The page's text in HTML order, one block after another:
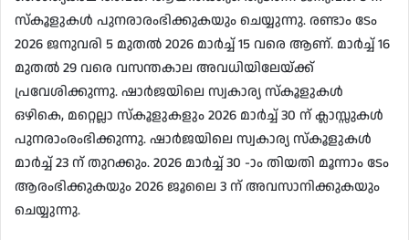
സ്കൂളുകൾ പുനരാരംഭിക്കുകയും ചെയ്യുന്നു. രണ്ടാം ടേം
2026 ജനുവരി 5 മുതൽ 2026 മാർച്ച് 15 വരെ ആണ്. മാർച്ച് 16
മുതൽ 29 വരെ വസന്തകാല അവധിയിലേയ്ക്ക്
പ്രവേശിക്കുന്നു. ഷാർജയിലെ സ്വകാര്യ സ്കൂളുകൾ
ഒഴികെ, മറ്റെല്ലാ സ്കൂളുകളും 2026 മാർച്ച് 30 ന് ക്ലാസ്സുകൾ
പുനരാംരംഭിക്കുന്നു. ഷാർജയിലെ സ്വകാര്യ സ്കൂളുകൾ
മാർച്ച്‌ 23 ന് തുറക്കും. 2026 മാർച്ച് 30 -ാം തിയതി മൂന്നാം ടേം
ആരംഭിക്കുകയും 2026 ജൂലൈ 3 ന് അവസാനിക്കുകയും
ചെയ്യുന്നു.